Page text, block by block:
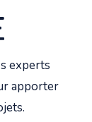
experts
apporter